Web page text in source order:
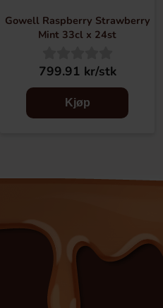
Gowell Raspberry Strawberry
Mint 33cl x 24st
799.91 kr/stk
Kjøp